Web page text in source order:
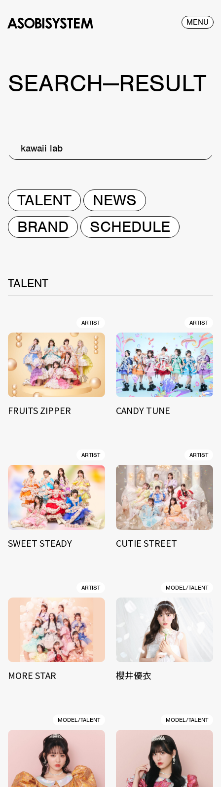
MENU
SEARCH—RESULT
kawaii lab
TALENT
NEWS
BRAND
SCHEDULE
TALENT
ARTIST
FRUITS ZIPPER
ARTIST
CANDY TUNE
ARTIST
SWEET STEADY
ARTIST
CUTIE STREET
ARTIST
MORE STAR
MODEL/TALENT
櫻井優衣
MODEL/TALENT MODEL/TALENT